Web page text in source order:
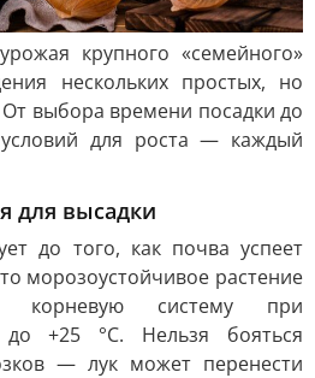
крупного «семейного»
нескольких простых, но
выбора времени посадки до
для роста — каждый
для высадки
до того, как почва успеет
морозоустойчивое растение
корневую систему при
+25 °C. Нельзя бояться
— лук может перенести